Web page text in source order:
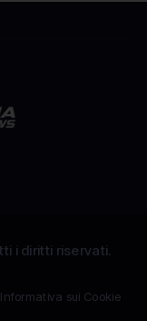
Informativa sui Cookie